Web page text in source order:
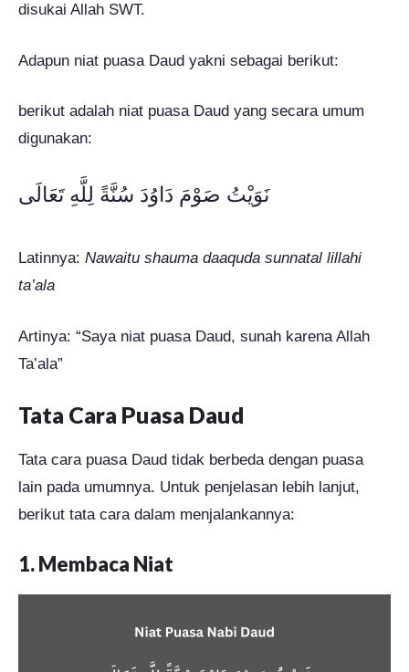
disukai Allah SWT.
Adapun niat puasa Daud yakni sebagai berikut:
berikut adalah niat puasa Daud yang secara umum
digunakan:
نَوَيْتُ صَوْمَ دَاوُدَ سُنَّةً لِلَّهِ تَعَالَى
Latinnya: Nawaitu shauma daaquda sunnatal lillahi
ta’ala
Artinya: “Saya niat puasa Daud, sunah karena Allah
Ta’ala”
Tata Cara Puasa Daud
Tata cara puasa Daud tidak berbeda dengan puasa
lain pada umumnya. Untuk penjelasan lebih lanjut,
berikut tata cara dalam menjalankannya:
1. Membaca Niat